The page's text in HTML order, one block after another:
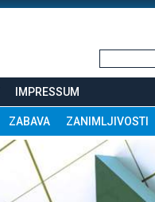
IMPRESSUM
ZABAVA ZANIMLJIVOSTI